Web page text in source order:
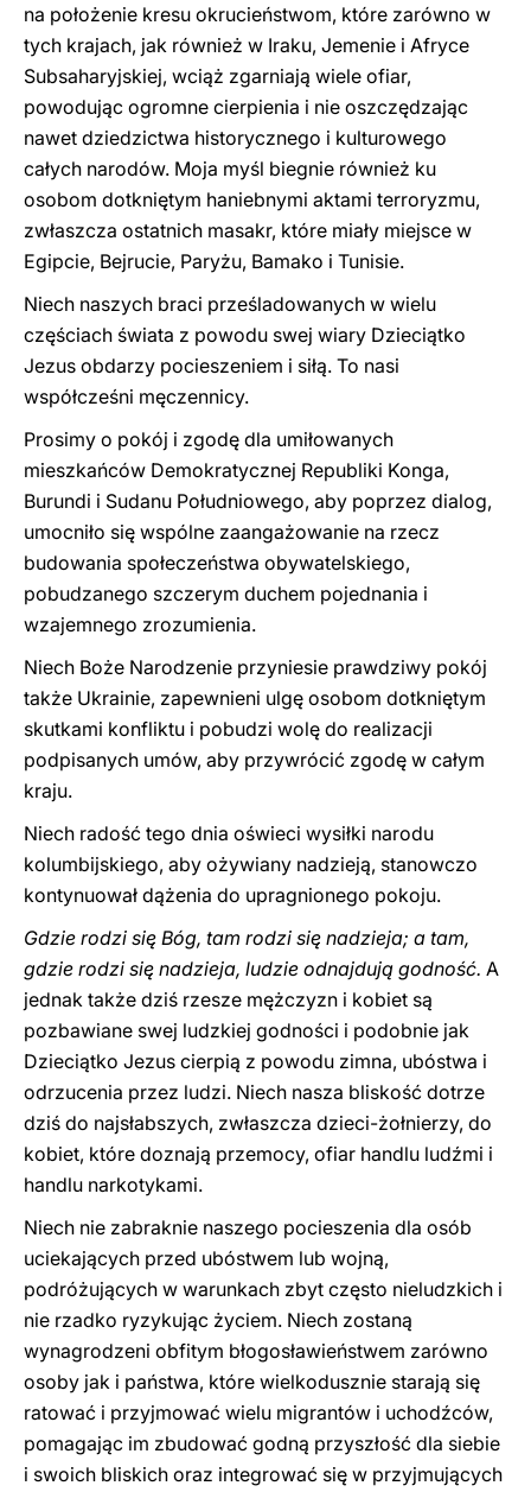
na położenie kresu okrucieństwom, które zarówno w
tych krajach, jak również w Iraku, Jemenie i Afryce
Subsaharyjskiej, wciąż zgarniają wiele ofiar,
powodując ogromne cierpienia i nie oszczędzając
nawet dziedzictwa historycznego i kulturowego
całych narodów. Moja myśl biegnie również ku
osobom dotkniętym haniebnymi aktami terroryzmu,
zwłaszcza ostatnich masakr, które miały miejsce w
Egipcie, Bejrucie, Paryżu, Bamako i Tunisie.
Niech naszych braci prześladowanych w wielu
częściach świata z powodu swej wiary Dzieciątko
Jezus obdarzy pocieszeniem i siłą. To nasi
współcześni męczennicy.
Prosimy o pokój i zgodę dla umiłowanych
mieszkańców Demokratycznej Republiki Konga,
Burundi i Sudanu Południowego, aby poprzez dialog,
umocniło się wspólne zaangażowanie na rzecz
budowania społeczeństwa obywatelskiego,
pobudzanego szczerym duchem pojednania i
wzajemnego zrozumienia.
Niech Boże Narodzenie przyniesie prawdziwy pokój
także Ukrainie, zapewnieni ulgę osobom dotkniętym
skutkami konfliktu i pobudzi wolę do realizacji
podpisanych umów, aby przywrócić zgodę w całym
kraju.
Niech radość tego dnia oświeci wysiłki narodu
kolumbijskiego, aby ożywiany nadzieją, stanowczo
kontynuował dążenia do upragnionego pokoju.
Gdzie rodzi się Bóg, tam rodzi się nadzieja; a tam,
gdzie rodzi się nadzieja, ludzie odnajdują godność. A
jednak także dziś rzesze mężczyzn i kobiet są
pozbawiane swej ludzkiej godności i podobnie jak
Dzieciątko Jezus cierpią z powodu zimna, ubóstwa i
odrzucenia przez ludzi. Niech nasza bliskość dotrze
dziś do najsłabszych, zwłaszcza dzieci-żołnierzy, do
kobiet, które doznają przemocy, ofiar handlu ludźmi i
handlu narkotykami.
Niech nie zabraknie naszego pocieszenia dla osób
uciekających przed ubóstwem lub wojną,
podróżujących w warunkach zbyt często nieludzkich i
nie rzadko ryzykując życiem. Niech zostaną
wynagrodzeni obfitym błogosławieństwem zarówno
osoby jak i państwa, które wielkodusznie starają się
ratować i przyjmować wielu migrantów i uchodźców,
pomagając im zbudować godną przyszłość dla siebie
i swoich bliskich oraz integrować się w przyjmujących